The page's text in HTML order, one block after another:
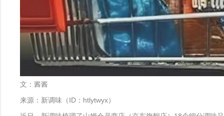
文：酱酱
来源：新调味（ID：htlytwyx）